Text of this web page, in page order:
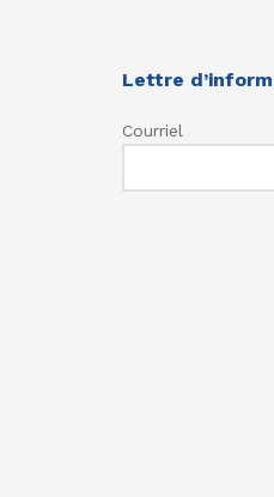
Lettre
Courriel